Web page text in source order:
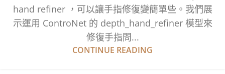
hand refiner ，可以讓手指修復變簡單些。我們展
示運用 ControNet 的 depth_hand_refiner 模型來
修復手指問...
CONTINUE READING